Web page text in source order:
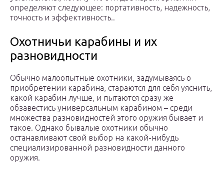
определяют следующее: портативность, надежность,
точность и эффективность..
Охотничьи карабины и их
разновидности
Обычно малоопытные охотники, задумываясь о
приобретении карабина, стараются для себя уяснить,
какой карабин лучше, и пытаются сразу же
обзавестись универсальным карабином – среди
множества разновидностей этого оружия бывает и
такое. Однако бывалые охотники обычно
останавливают свой выбор на какой-нибудь
специализированной разновидности данного
оружия.